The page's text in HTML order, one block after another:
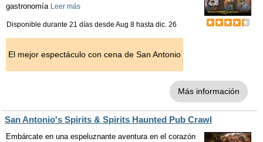
gastronomía Leer más
Disponible durante 21 días desde Aug 8 hasta dic. 26
El mejor espectáculo con cena de San Antonio
Más información
San Antonio's Spirits & Spirits Haunted Pub Crawl
Embárcate en una espeluznante aventura en el corazón